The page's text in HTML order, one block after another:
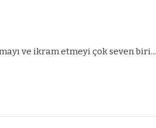
ve ikram etmeyi çok seven biri...